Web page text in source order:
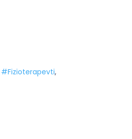
#Fizioterapevti,